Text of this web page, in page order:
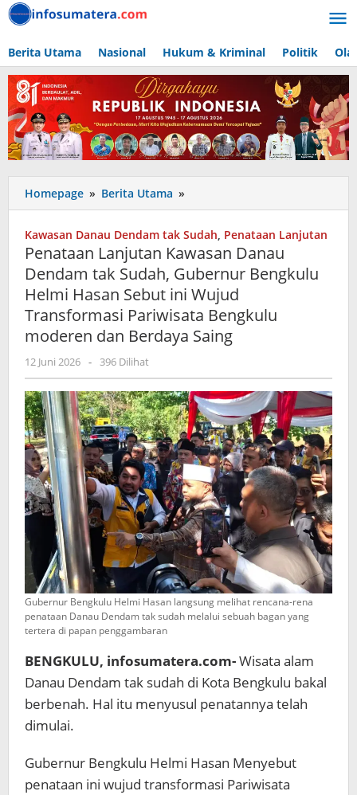
Lewati
ke
Berita Utama Nasional Hukum & Kriminal Politik
Homepage » Berita Utama »
Lanjutan
Danau
Dendam
tak
Sudah,
Gubernur
Bengkulu
Helmi
Sebut
ini
Wujud
Transformasi
Pariwisata
Bengkulu
moderen
dan
Berdaya
Saing
Kawasan Danau Dendam tak Sudah, Penataan Lanjutan
Penataan Lanjutan Kawasan Danau
Dendam tak Sudah, Gubernur Bengkulu
Helmi Hasan Sebut ini Wujud
Transformasi Pariwisata Bengkulu
moderen dan Berdaya Saing
12 Juni 2026 oleh
admin
- 396 Dilihat
Gubernur Bengkulu Helmi Hasan langsung melihat rencana-rena
penataan Danau Dendam tak sudah melalui sebuah bagan yang
tertera di papan penggambaran
BENGKULU, infosumatera.com-Wisata alam
Danau Dendam tak sudah di Kota Bengkulu bakal
berbenah. Hal itu menyusul penatannya telah
dimulai.
Gubernur Bengkulu Helmi Hasan Menyebut
penataan ini wujud transformasi Pariwisata